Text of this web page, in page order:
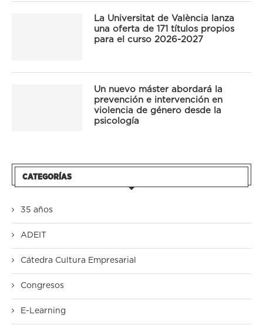
La Universitat de València lanza
una oferta de 171 títulos propios
para el curso 2026-2027
Un nuevo máster abordará la
prevención e intervención en
violencia de género desde la
psicología
CATEGORÍAS
35 años
ADEIT
Cátedra Cultura Empresarial
Congresos
E-Learning